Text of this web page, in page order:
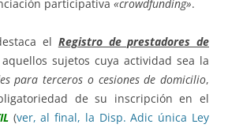
participativa «crowdfunding».
el Registro de prestadores de
sujetos cuya actividad sea la
para terceros o cesiones de domicilio,
de su inscripción en el
(ver, al final, la Disp. Adic única Ley